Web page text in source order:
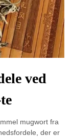
ved
mugwort fra
der er